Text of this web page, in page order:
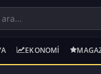
EKONOMI